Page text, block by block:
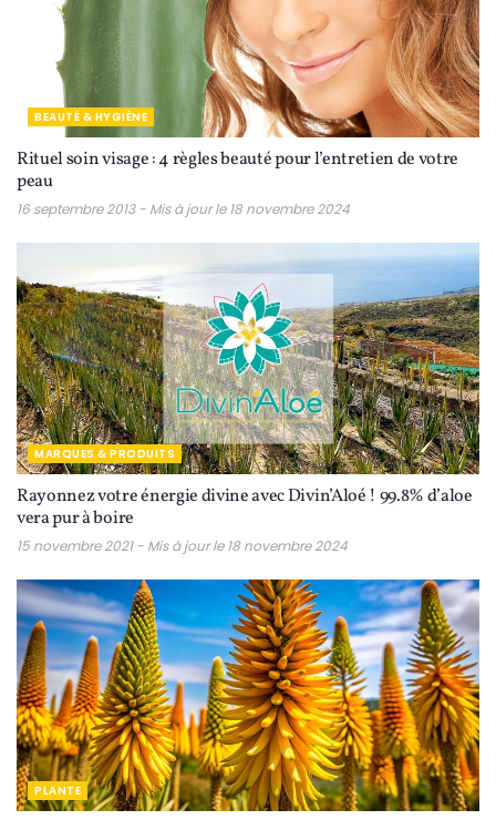
BEAUTÉ & HYGIÈNE
Rituel soin visage : 4 règles beauté pour l’entretien de votre
peau
16 septembre 2013 - Mis à jour le 18 novembre 2024
MARQUES & PRODUITS
Rayonnez votre énergie divine avec Divin’Aloé ! 99.8% d’aloe
vera pur à boire
15 novembre 2021 - Mis à jour le 18 novembre 2024
PLANTE